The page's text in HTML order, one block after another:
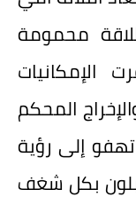
محمومة
الإمكانيات
المحكم
إلى رؤية
بكل شغف